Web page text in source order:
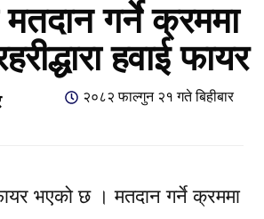
गर्ने क्रममा
हवाई फायर
२०८२ फाल्गुन २१ गते बिहीबार
भएको छ । मतदान गर्ने क्रममा